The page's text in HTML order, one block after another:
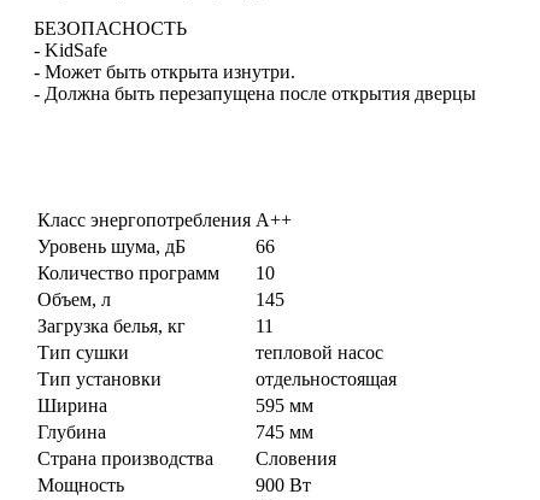
БЕЗОПАСНОСТЬ
- KidSafe
- Может быть открыта изнутри.
- Должна быть перезапущена после открытия дверцы
Класс энергопотребления A++
Уровень шума, дБ
66
Количество программ
10
Объем, л
145
Загрузка белья, кг
11
Тип сушки
тепловой насос
Тип установки
отдельностоящая
Ширина
595 мм
Глубина
745 мм
Страна производства
Словения
Мощность
900 Вт